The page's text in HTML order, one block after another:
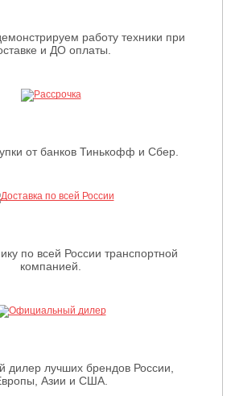
работу техники при
и ДО оплаты.
от банков Тинькофф и Сбер.
по всей России транспортной
компанией.
лучших брендов России,
Азии и США.